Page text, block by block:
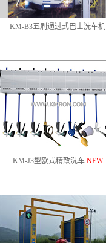
KM-B3五刷通过式巴士洗车机
KM-J3型欧式精致洗车 NEW